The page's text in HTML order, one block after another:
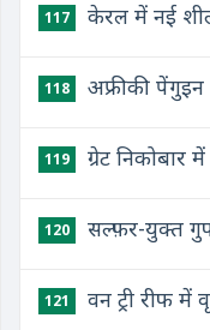
117 केरल में नई
118 अफ्रीकी पेंगुइन
119 ग्रेट निकोबार
120 सल्फ़र-युक्त
121 वन ट्री रीफ में